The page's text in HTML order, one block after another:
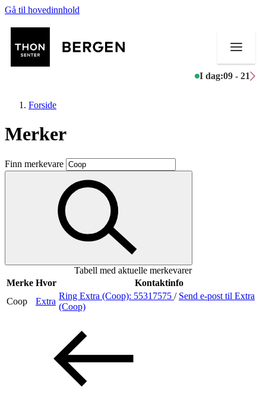
Gå til hovedinnhold
I dag:09 - 21
Butikker
Mat og drikke
Aktiviteter
Inspirasjon
Åpningstider
Forside
Merker
Finn merkevare
Tabell med aktuelle merkevarer
Merke Hvor
Kontaktinfo
Coop
Extra
Ring Extra (Coop): 55317575 / Send e-post til Extra
(Coop)